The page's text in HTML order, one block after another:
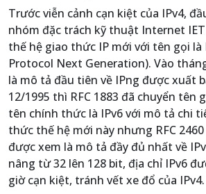
Trước viễn cảnh cạn kiệt của IPv4,
nhóm đặc trách kỹ thuật Internet
thế hệ giao thức IP mới với tên gọi
Protocol Next Generation). Vào
là mô tả đầu tiên về IPng được xuất
12/1995 thì RFC 1883 đã chuyển tên
tên chính thức là IPv6 với mô tả chi
thức thế hệ mới này nhưng RFC
được xem là mô tả đầy đủ nhất về
nâng từ 32 lên 128 bit, địa chỉ IPv6
giờ cạn kiệt, tránh vết xe đổ của IPv4.